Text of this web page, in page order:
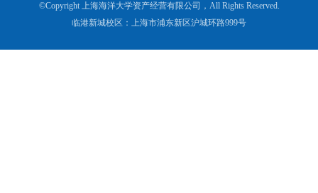
©Copyright 上海海洋大学资产经营有限公司，All Rights Reserved.
临港新城校区：上海市浦东新区沪城环路999号